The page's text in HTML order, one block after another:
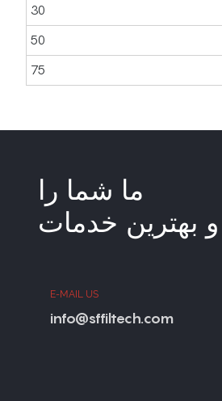
30
50
75
ما شما را
بهترین خدمات
E-MAIL US
info@sffiltech.com